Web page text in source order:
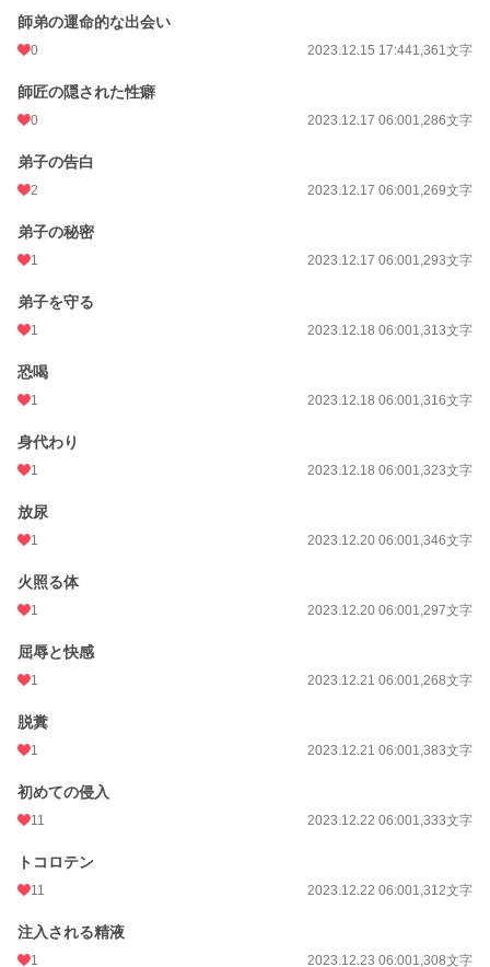
師弟の運命的な出会い
0 2023.12.15 17:441,361文字
師匠の隠された性癖
0 2023.12.17 06:001,286文字
弟子の告白
2 2023.12.17 06:001,269文字
弟子の秘密
1 2023.12.17 06:001,293文字
弟子を守る
1 2023.12.18 06:001,313文字
恐喝
1 2023.12.18 06:001,316文字
身代わり
1 2023.12.18 06:001,323文字
放尿
1 2023.12.20 06:001,346文字
火照る体
1 2023.12.20 06:001,297文字
屈辱と快感
1 2023.12.21 06:001,268文字
脱糞
1 2023.12.21 06:001,383文字
初めての侵入
11 2023.12.22 06:001,333文字
トコロテン
11 2023.12.22 06:001,312文字
注入される精液
1 2023.12.23 06:001,308文字